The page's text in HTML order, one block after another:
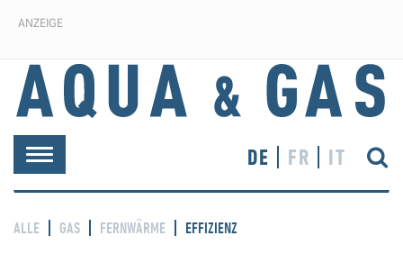
ANZEIGE
Toggle
navigation
DE FR IT
ALLE GAS FERNWÄRME EFFIZIENZ